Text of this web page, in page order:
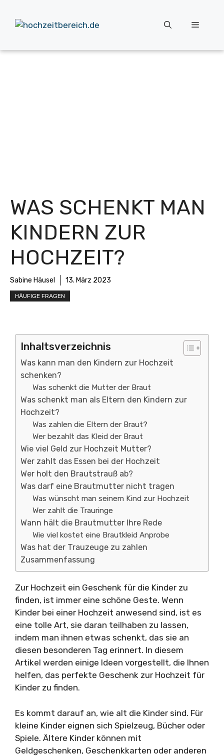
Inhalt
springen
Menü
WAS SCHENKT MAN
KINDERN ZUR
HOCHZEIT?
Sabine Häusel 13. März 2023
HÄUFIGE FRAGEN
Inhaltsverzeichnis
Was kann man den Kindern zur Hochzeit
schenken?
Was schenkt die Mutter der Braut
Was schenkt man als Eltern den Kindern zur
Hochzeit?
Was zahlen die Eltern der Braut?
Wer bezahlt das Kleid der Braut
Wie viel Geld zur Hochzeit Mutter?
Wer zahlt das Essen bei der Hochzeit
Wer holt den Brautstrauß ab?
Was darf eine Brautmutter nicht tragen
Was wünscht man seinem Kind zur Hochzeit
Wer zahlt die Trauringe
Wann hält die Brautmutter Ihre Rede
Wie viel kostet eine Brautkleid Anprobe
Was hat der Trauzeuge zu zahlen
Zusammenfassung
Zur Hochzeit ein Geschenk für die Kinder zu
finden, ist immer eine schöne Geste. Wenn
Kinder bei einer Hochzeit anwesend sind, ist es
eine tolle Art, sie daran teilhaben zu lassen,
indem man ihnen etwas schenkt, das sie an
diesen besonderen Tag erinnert. In diesem
Artikel werden einige Ideen vorgestellt, die Ihnen
helfen, das perfekte Geschenk zur Hochzeit für
Kinder zu finden.
Es kommt darauf an, wie alt die Kinder sind. Für
kleine Kinder eignen sich Spielzeug, Bücher oder
Spiele. Ältere Kinder können mit
Geldgeschenken, Geschenkkarten oder anderen